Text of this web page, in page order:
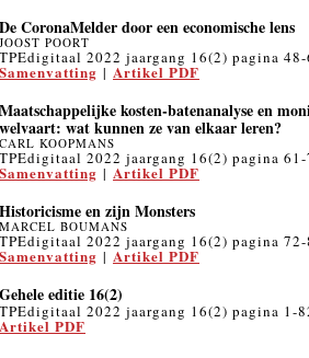
De CoronaMelder door een economische lens
JOOST POORT
TPEdigitaal 2022 jaargang 16(2) pagina
Samenvatting | Artikel PDF
Maatschappelijke kosten-batenanalyse en
welvaart: wat kunnen ze van elkaar leren?
CARL KOOPMANS
TPEdigitaal 2022 jaargang 16(2) pagina
Samenvatting | Artikel PDF
Historicisme en zijn Monsters
MARCEL BOUMANS
TPEdigitaal 2022 jaargang 16(2) pagina
Samenvatting | Artikel PDF
Gehele editie 16(2)
TPEdigitaal 2022 jaargang 16(2) pagina 1-
Artikel PDF